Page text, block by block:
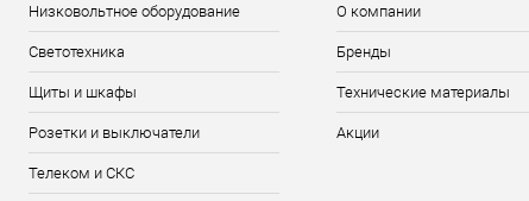
Низковольтное оборудование
Светотехника
Щиты и шкафы
Розетки и выключатели
Телеком и СКС
О компании
Бренды
Технические материалы
Акции